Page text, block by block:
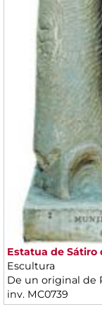
Estatua de Sátiro
Escultura
De un original de
inv. MC0739